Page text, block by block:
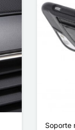
Soporte